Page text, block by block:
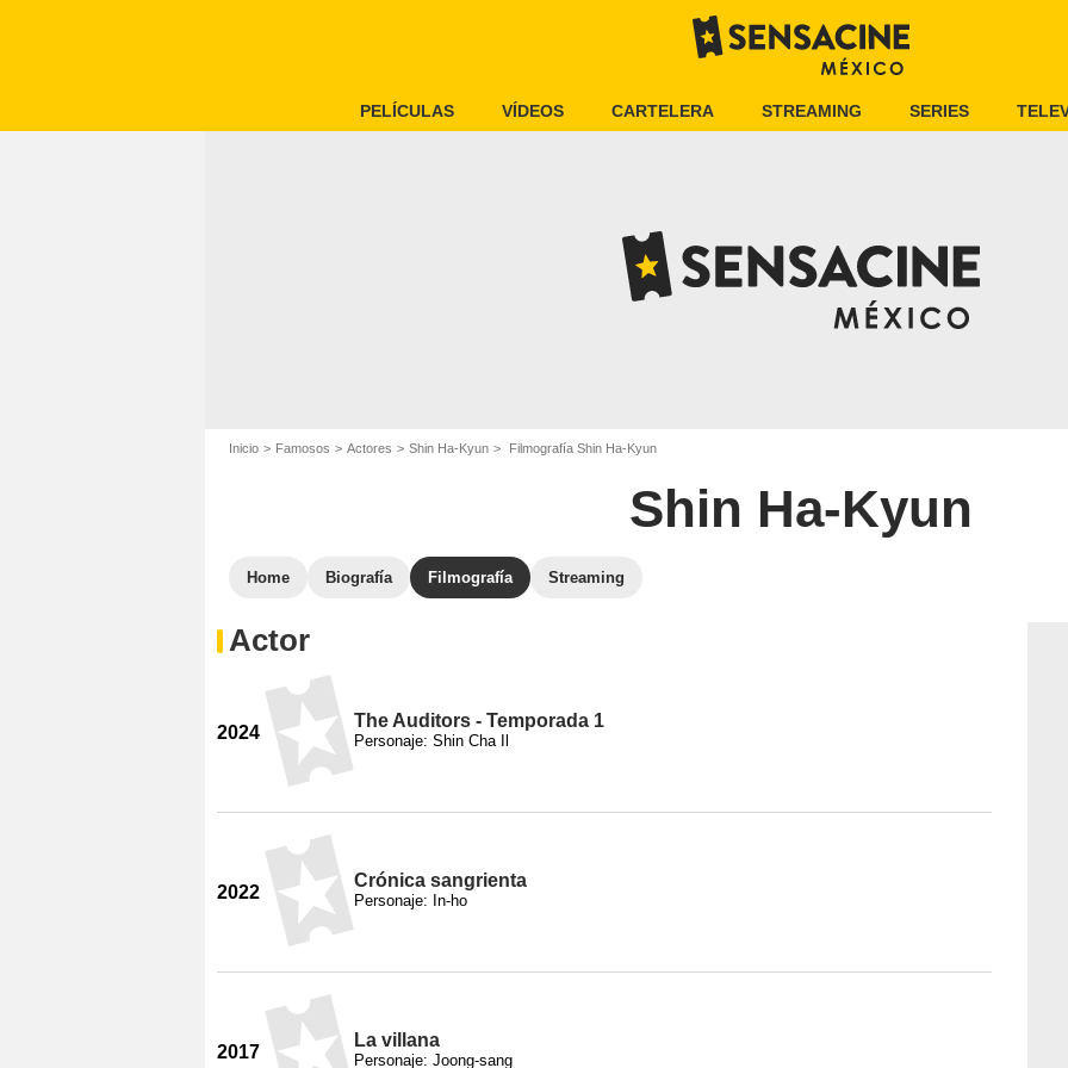
PELÍCULAS VÍDEOS CARTELERA STREAMING SERIES
Inicio Famosos Actores Shin Ha-Kyun Filmografía Shin Ha-Kyun
Shin Ha-Kyun
Home Biografía Filmografía Streaming
Actor
2024
The Auditors - Temporada 1
Personaje: Shin Cha Il
2022
Crónica sangrienta
Personaje: In-ho
2017
La villana
Personaje: Joong-sang